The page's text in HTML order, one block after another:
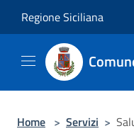
Regione Siciliana
Home > Servizi >